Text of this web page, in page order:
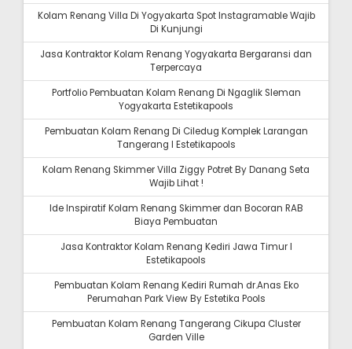
Kolam Renang Villa Di Yogyakarta Spot Instagramable Wajib
Di Kunjungi
Jasa Kontraktor Kolam Renang Yogyakarta Bergaransi dan
Terpercaya
Portfolio Pembuatan Kolam Renang Di Ngaglik Sleman
Yogyakarta Estetikapools
Pembuatan Kolam Renang Di Ciledug Komplek Larangan
Tangerang I Estetikapools
Kolam Renang Skimmer Villa Ziggy Potret By Danang Seta
Wajib Lihat !
Ide Inspiratif Kolam Renang Skimmer dan Bocoran RAB
Biaya Pembuatan
Jasa Kontraktor Kolam Renang Kediri Jawa Timur I
Estetikapools
Pembuatan Kolam Renang Kediri Rumah dr.Anas Eko
Perumahan Park View By Estetika Pools
Pembuatan Kolam Renang Tangerang Cikupa Cluster
Garden Ville